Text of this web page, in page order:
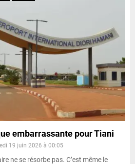
embarrassante pour Tiani
19 juin 2026 à 00:05
ne se résorbe pas. C’est même le